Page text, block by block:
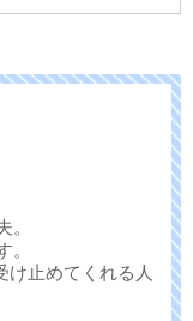
。
。
け止めてくれる人